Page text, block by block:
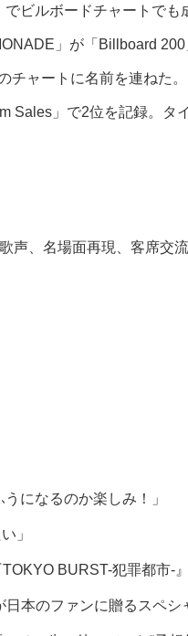
ビルボードチャートでも
」が「Billboard
チャートに名前を連ねた。
」で2位を記録。
声、名場面再現、客席交
になるのか楽しみ！」
」
BURST-犯罪都市-』
日本のファンに贈るスペシ